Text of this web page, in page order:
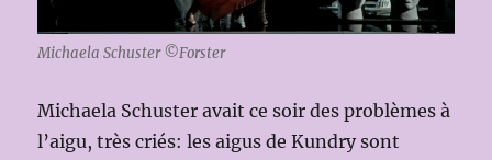
Michaela Schuster ©Forster
Michaela Schuster avait ce soir des problèmes à
l’aigu, très criés: les aigus de Kundry sont